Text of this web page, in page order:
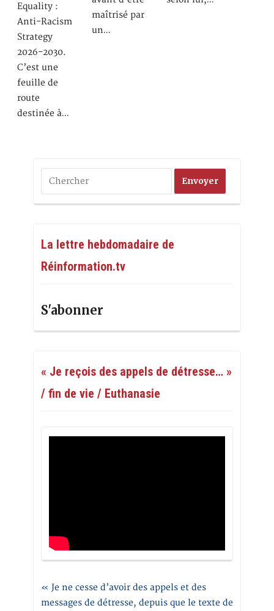
Equality :
Anti-Racism
Strategy
2026-2030.
C’est une
feuille de
route
destinée à…
maîtrisé par
un…
La lettre hebdomadaire de
Réinformation.tv
S'abonner
« Je reçois des appels de détresse… »
/ fin de vie / Euthanasie
« Je ne cesse d’avoir des appels et des
messages de détresse, depuis que le texte de